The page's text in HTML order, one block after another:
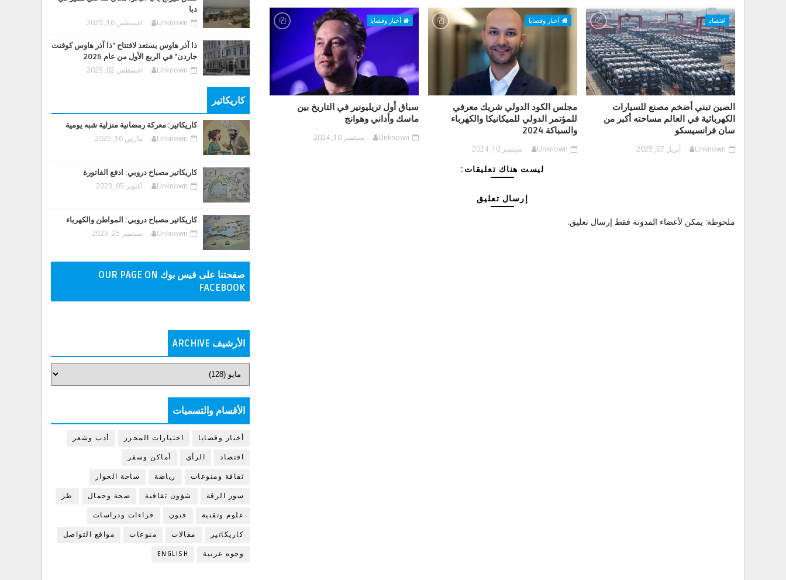
اقتصاد
الصين تبني أضخم مصنع للسيارات
الكهربائية في العالم مساحته أكبر من
سان فرانسيسكو
Unknown أبريل 07, 2025
أخبار وقضايا
مجلس الكود الدولي شريك معرفي
للمؤتمر الدولي للميكانيكا والكهرباء
والسباكة 2024
Unknown سبتمبر 10, 2024
أخبار وقضايا
سباق أول تريليونير في التاريخ بين
ماسك وأداني وهوانج
Unknown سبتمبر 10, 2024
ليست هناك تعليقات:
إرسال تعليق
ملحوظة: يمكن لأعضاء المدونة فقط إرسال تعليق.
دبا
Unknown اغسطس 16, 2025
ذا آذر هاوس يستعد لافتتاح "ذا آذر هاوس كوفنت
جاردن" في الربع الأول من عام 2026
Unknown اغسطس 02, 2025
كاريكاتير
كاريكاتير: معركة رمضانية منزلية شبه يومية
Unknown مارس 16, 2025
كاريكاتير مصباح دروبي: ادفع الفاتورة
Unknown أكتوبر 05, 2023
كاريكاتير مصباح دروبي: المواطن والكهرباء
Unknown سبتمبر 25, 2023
صفحتنا على فيس بوك OUR PAGE ON
FACEBOOK
الأرشيف ARCHIVE
الأقسام والتسميات
أخبار وقضايا اختيارات المحرر أدب وشعر
اقتصاد الرأي أماكن وسفر
ثقافة ومنوعات رياضة ساحة الحوار
سور الرقة شؤون ثقافية صحة وجمال ظز
علوم وتقنية فنون قراءات ودراسات
كاريكاتير مقالات منوعات مواقع التواصل
وجوه عربية ENGLISH